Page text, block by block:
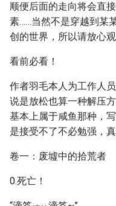
顺便后面的走向将会直
素……当然不是穿越到某
创的世界，所以请放心
看前必看！
作者羽毛本人为工作人
说是放松也算一种解压
基本上属于咸鱼那种，
是接受不了不必勉强，真
卷一：废墟中的拾荒者
0.死亡！